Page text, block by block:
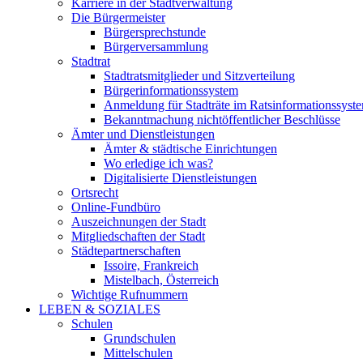
Karriere in der Stadtverwaltung
Die Bürgermeister
Bürgersprechstunde
Bürgerversammlung
Stadtrat
Stadtratsmitglieder und Sitzverteilung
Bürgerinformationssystem
Anmeldung für Stadträte im
Bekanntmachung nichtöffentlicher Beschlüsse
Ämter und Dienstleistungen
Ämter & städtische Einrichtungen
Wo erledige ich was?
Digitalisierte Dienstleistungen
Ortsrecht
Online-Fundbüro
Auszeichnungen der Stadt
Mitgliedschaften der Stadt
Städtepartnerschaften
Issoire, Frankreich
Mistelbach, Österreich
Wichtige Rufnummern
LEBEN & SOZIALES
Schulen
Grundschulen
Mittelschulen